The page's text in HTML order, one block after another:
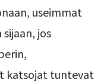
useimmat
jos
katsojat tuntevat